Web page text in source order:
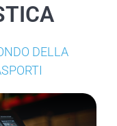
DELLA